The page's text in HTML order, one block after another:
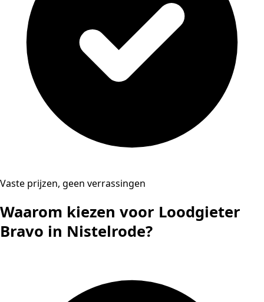
Vaste prijzen, geen verrassingen
Waarom kiezen voor Loodgieter
Bravo in Nistelrode?